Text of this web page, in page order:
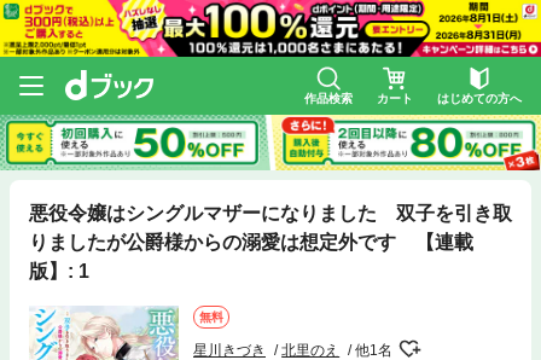
作品検索 カート はじめての方へ
悪役令嬢はシングルマザーになりました 双子を引き取
りましたが公爵様からの溺愛は想定外です 【連載
版】: 1
無料
星川きづき 北里のえ 他1名